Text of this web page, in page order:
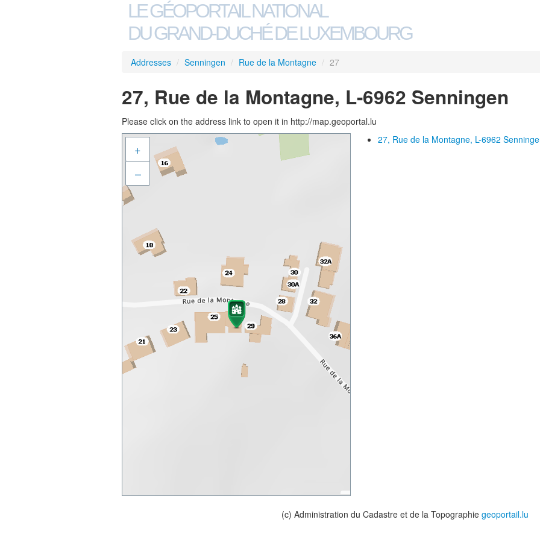
LE GÉOPORTAIL NATIONAL
DU GRAND-DUCHÉ DE LUXEMBOURG
Addresses / Senningen / Rue de la Montagne / 27
27, Rue de la Montagne, L-6962 Senningen
Please click on the address link to open it in http://map.geoportal.lu
+
–
27, Rue de la Montagne, L-6962
(c) Administration du Cadastre et de la Topographie geoportail.lu